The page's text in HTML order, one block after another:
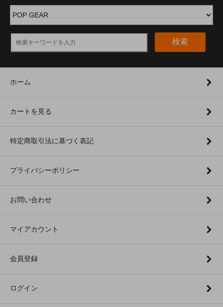
検索
ホーム
カートを見る
特定商取引法に基づく表記
プライバシーポリシー
お問い合わせ
マイアカウント
会員登録
ログイン